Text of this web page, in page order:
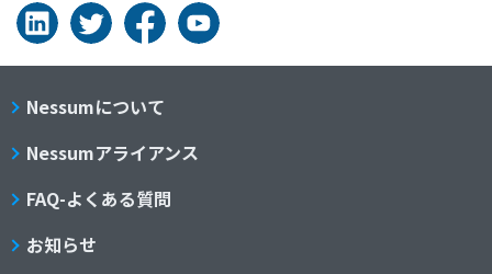
Nessumについて
Nessumアライアンス
FAQ-よくある質問
お知らせ